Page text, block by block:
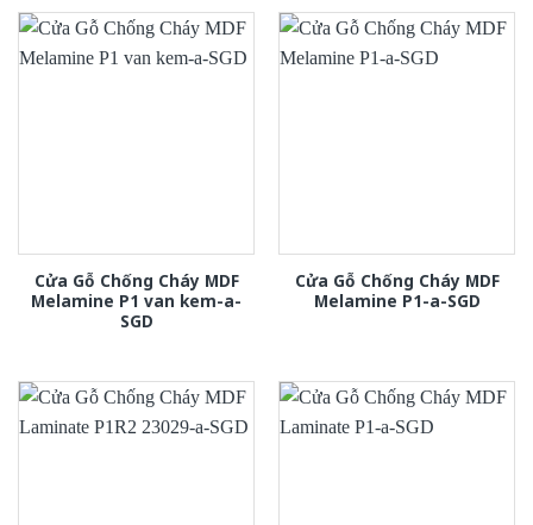
Cửa Gỗ Chống Cháy MDF
Melamine P1 van kem-a-
SGD
Cửa Gỗ Chống Cháy MDF
Melamine P1-a-SGD